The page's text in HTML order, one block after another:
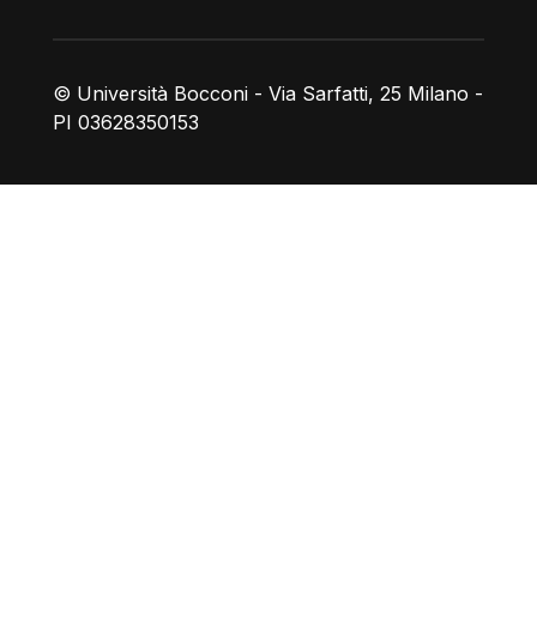
© Università Bocconi - Via Sarfatti, 25 Milano -
PI 03628350153